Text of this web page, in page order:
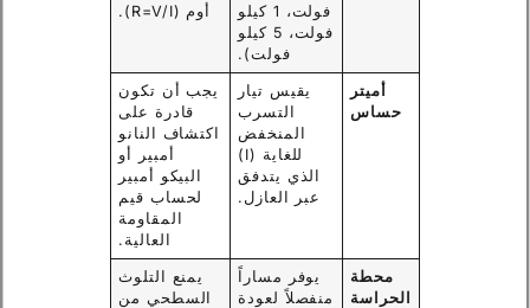
فولت، 1 كيلو
فولت، 5 كيلو
فولت).
أوم (R=V/I).
أميتر
حساس
يقيس تيار
التسرب
المنخفض
للغاية (I)
الذي يتدفق
عبر العازل.
يجب أن تكون
قادرة على
اكتشاف النانو
أمبير أو
البيكو أمبير
لحساب قيم
المقاومة
العالية.
محطة
الحراسة
يوفر مساراً
منفصلاً لعودة
يمنع التلوث
السطحي من